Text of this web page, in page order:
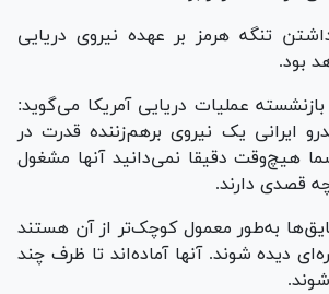
تنگه هرمز بر عهده نیروی دریایی
بود.
بازنشسته عملیات دریایی آمریکا می‌گوید:
ایرانی یک نیروی برهم‌زننده قدرت در
هیچ‌وقت دقیقا نمی‌دانید آنها مشغول
قصدی دارند.
به‌طور معمول کوچک‌تر از آن هستند
دیده شوند. آنها آماده‌اند تا ظرف چند